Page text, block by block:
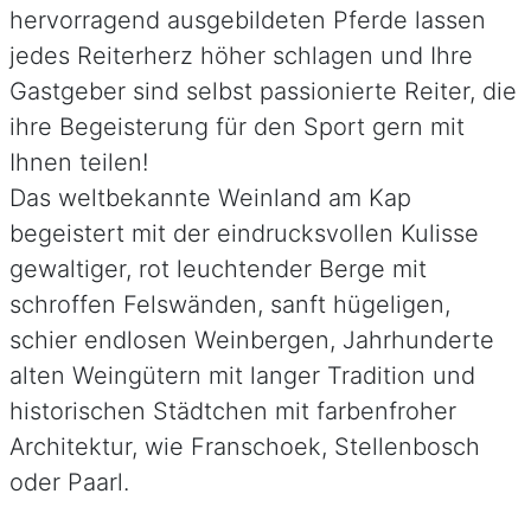
hervorragend ausgebildeten Pferde lassen
jedes Reiterherz höher schlagen und Ihre
Gastgeber sind selbst passionierte Reiter, die
ihre Begeisterung für den Sport gern mit
Ihnen teilen!
Das weltbekannte Weinland am Kap
begeistert mit der eindrucksvollen Kulisse
gewaltiger, rot leuchtender Berge mit
schroffen Felswänden, sanft hügeligen,
schier endlosen Weinbergen, Jahrhunderte
alten Weingütern mit langer Tradition und
historischen Städtchen mit farbenfroher
Architektur, wie Franschoek, Stellenbosch
oder Paarl.